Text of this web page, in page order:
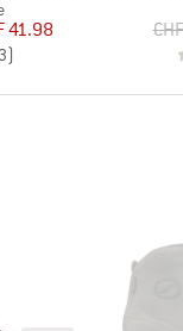
Preis
41.98
3)